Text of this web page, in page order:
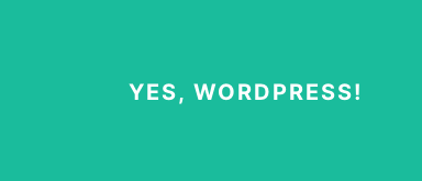
YES, WORDPRESS!